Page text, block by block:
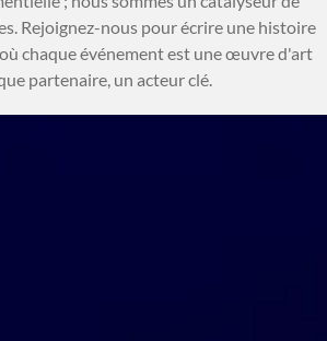
Rejoignez-nous pour écrire une histoire
chaque événement est une œuvre d'art
partenaire, un acteur clé.